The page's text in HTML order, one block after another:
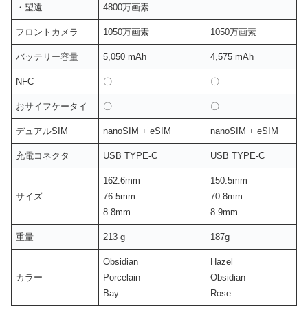
・望遠 4800万画素 –
フロントカメラ 1050万画素 1050万画素
バッテリー容量 5,050 mAh 4,575 mAh
NFC 〇 〇
おサイフケータイ 〇 〇
デュアルSIM nanoSIM + eSIM nanoSIM + eSIM
充電コネクタ USB TYPE-C USB TYPE-C
サイズ
162.6mm
76.5mm
8.8mm
150.5mm
70.8mm
8.9mm
重量 213 g 187g
カラー
Obsidian
Porcelain
Bay
Hazel
Obsidian
Rose